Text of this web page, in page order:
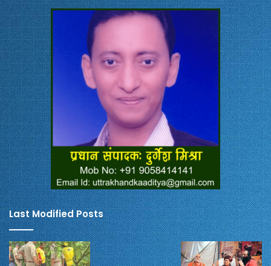
Last Modified Posts